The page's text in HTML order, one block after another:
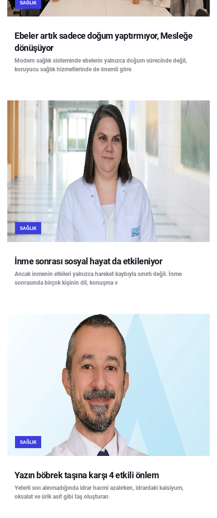
SAĞLIK
Ebeler artık sadece doğum yaptırmıyor, Mesleğe
dönüşüyor
Modern sağlık sisteminde ebelerin yalnızca doğum sürecinde değil,
koruyucu sağlık hizmetlerinde de önemli göre
SAĞLIK
İnme sonrası sosyal hayat da etkileniyor
Ancak inmenin etkileri yalnızca hareket kaybıyla sınırlı değil. İnme
sonrasında birçok kişinin dil, konuşma v
SAĞLIK
Yazın böbrek taşına karşı 4 etkili önlem
Yeterli sıvı alınmadığında idrar hacmi azalırken, idrardaki kalsiyum,
oksalat ve ürik asit gibi taş oluşturan